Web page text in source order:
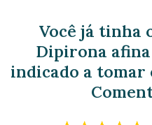
Você já tinha
Dipirona afina
indicado a tomar